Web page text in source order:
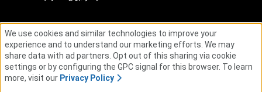
採用情報
利用規約プライバシーポリシー 標準契約書
サプライヤー・プリンシプル
倫理的なサプライチェーンに関する声明ESG
We use cookies and similar technologies to improve your
experience and to understand our marketing efforts. We may
share data with ad partners. Opt out of this sharing via cookie
settings or by configuring the GPC signal for this browser. To learn
more, visit our Privacy Policy